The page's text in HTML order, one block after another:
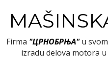
Firma "ЦРНОБРЊА"u
izradu delova motora